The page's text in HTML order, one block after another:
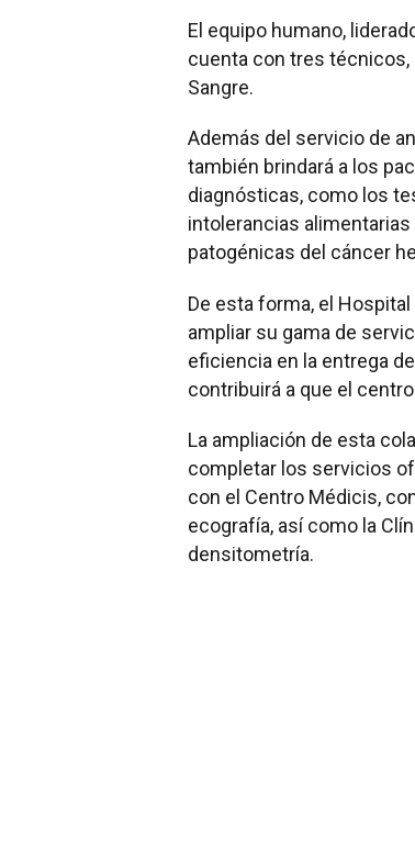
El equipo humano,
cuenta con tres técnicos,
Sangre.
Además del servicio de
también brindará a los
diagnósticas, como los
intolerancias
patogénicas del cáncer
De esta forma, el
ampliar su gama de
eficiencia en la entrega
contribuirá a que el
La ampliación de esta
completar los servicios
con el Centro Médicis,
ecografía, así como la
densitometría.